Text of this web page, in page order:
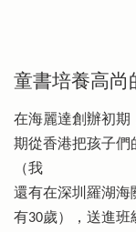
童書培養高尚
在海麗達創辦初期
期從香港把孩子們
（我
還有在深圳羅湖海
有30歲），送進班